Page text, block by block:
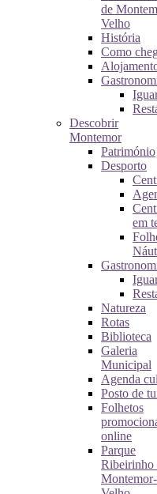
de
Velho
História
Como
Descobrir
Montemor
Património
Desporto
em
Natureza
Rotas
Biblioteca
Galeria
Municipal
Agenda
Posto de
Folhetos
online
Parque
Ribeirinho